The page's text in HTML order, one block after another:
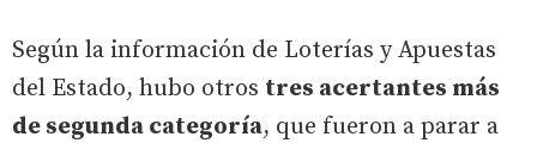
Según la información de Loterías y Apuestas
del Estado, hubo otros tres acertantes más
de segunda categoría, que fueron a parar a